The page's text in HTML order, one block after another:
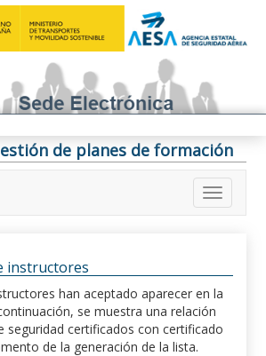
de planes de formación
instructores
han aceptado aparecer en la
se muestra una relación
seguridad certificados con certificado
de la generación de la lista.